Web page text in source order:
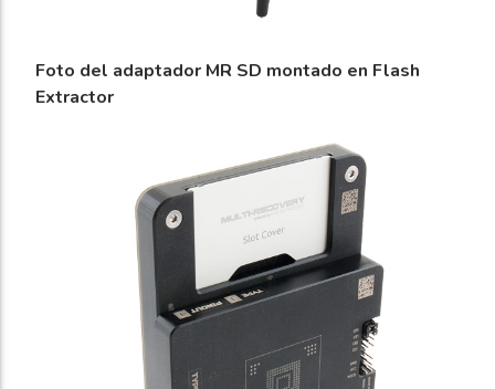
Foto del adaptador MR SD montado en Flash
Extractor